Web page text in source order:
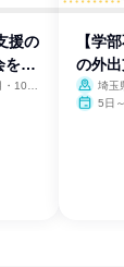
援の
を紹
・10
【学
の外
埼玉
5日